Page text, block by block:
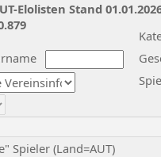
Spieler (Land=AUT)
Elolisten Stand